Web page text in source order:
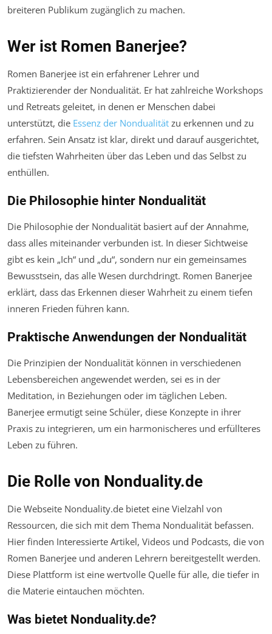
breiteren Publikum zugänglich zu machen.
Wer ist Romen Banerjee?
Romen Banerjee ist ein erfahrener Lehrer und
Praktizierender der Nondualität. Er hat zahlreiche Workshops
und Retreats geleitet, in denen er Menschen dabei
unterstützt, die Essenz der Nondualität zu erkennen und zu
erfahren. Sein Ansatz ist klar, direkt und darauf ausgerichtet,
die tiefsten Wahrheiten über das Leben und das Selbst zu
enthüllen.
Die Philosophie hinter Nondualität
Die Philosophie der Nondualität basiert auf der Annahme,
dass alles miteinander verbunden ist. In dieser Sichtweise
gibt es kein „Ich“ und „du“, sondern nur ein gemeinsames
Bewusstsein, das alle Wesen durchdringt. Romen Banerjee
erklärt, dass das Erkennen dieser Wahrheit zu einem tiefen
inneren Frieden führen kann.
Praktische Anwendungen der Nondualität
Die Prinzipien der Nondualität können in verschiedenen
Lebensbereichen angewendet werden, sei es in der
Meditation, in Beziehungen oder im täglichen Leben.
Banerjee ermutigt seine Schüler, diese Konzepte in ihrer
Praxis zu integrieren, um ein harmonischeres und erfüllteres
Leben zu führen.
Die Rolle von Nonduality.de
Die Webseite Nonduality.de bietet eine Vielzahl von
Ressourcen, die sich mit dem Thema Nondualität befassen.
Hier finden Interessierte Artikel, Videos und Podcasts, die von
Romen Banerjee und anderen Lehrern bereitgestellt werden.
Diese Plattform ist eine wertvolle Quelle für alle, die tiefer in
die Materie eintauchen möchten.
Was bietet Nonduality.de?